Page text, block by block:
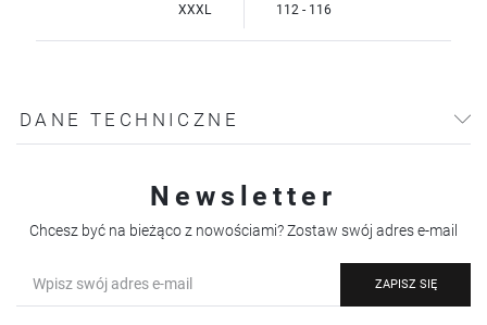
XXXL 112 - 116
DANE TECHNICZNE
Newsletter
Chcesz być na bieżąco z nowościami? Zostaw swój adres e-mail
ZAPISZ SIĘ